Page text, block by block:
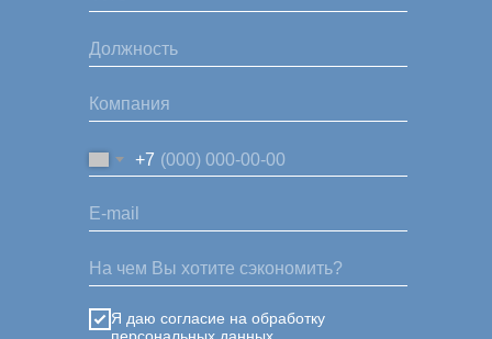
+7
Я даю согласие на обработку